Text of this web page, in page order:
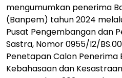
mengumumkan penerima
(Banpem) tahun 2024
Pusat Pengembangan dan
Sastra, Nomor 0955/I2/
Penetapan Calon Penerima
Kebahasaan dan